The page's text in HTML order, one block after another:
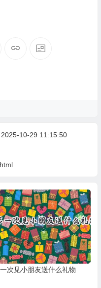
10-29 11:15:50
次见小朋友送什么礼物